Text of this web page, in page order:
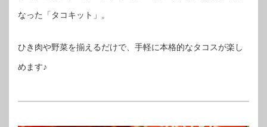
なった「タコキット」。
ひき肉や野菜を揃えるだけで、手軽に本格的なタコスが楽し
めます♪